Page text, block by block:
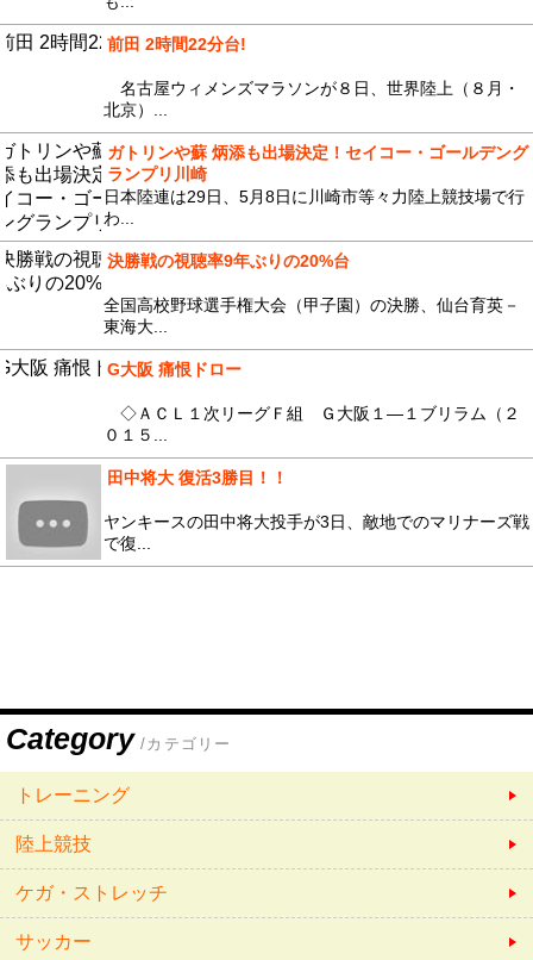
前田 2時間22分台!
名古屋ウィメンズマラソンが８日、世界陸上（８月・
北京）...
ガトリンや蘇 炳添も出場決定！セイコー・ゴールデング
ランプリ川崎
日本陸連は29日、5月8日に川崎市等々力陸上競技場で行
わ...
決勝戦の視聴率9年ぶりの20%台
全国高校野球選手権大会（甲子園）の決勝、仙台育英－
東海大...
G大阪 痛恨ドロー
◇ＡＣＬ１次リーグＦ組 Ｇ大阪１―１ブリラム（２
０１５...
田中将大 復活3勝目！！
ヤンキースの田中将大投手が3日、敵地でのマリナーズ戦
で復...
Category /カテゴリー
トレーニング
陸上競技
ケガ・ストレッチ
サッカー